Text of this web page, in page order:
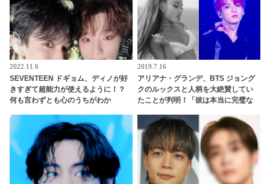
2022.11.6
SEVENTEEN ドギョム、ディノが好
きすぎて超能力が使えるように！？
何も言わずとも心のうちがわか
2019.7.16
アリアナ・グランデ、BTS ジョング
クのルックスと人柄を大絶賛してい
たことが判明！「彼は本当に完璧な
にファンは脱帽「彼は世界の歌姫ま
でも虜にする」